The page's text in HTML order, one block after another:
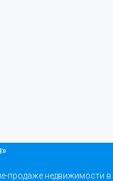
продаже недвижимости